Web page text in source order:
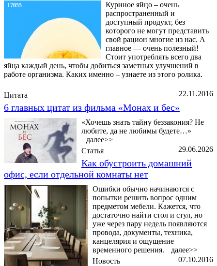
17055
Куриное яйцо – очень
распространенный и
доступный продукт, без
которого не могут представить
свой рацион многие из нас. А
главное — очень полезный!
Стоит употреблять всего два
яйца каждый день, чтобы добиться заметных улучшений в
работе организма. Каких именно – узнаете из этого ролика.
22.11.2016
Цитата
6 главных цитат из фильма «Монах и бес»
«Хочешь знать тайну беззакония? Не
любите, да не любимы будете…»
далее>>
29.06.2026
Статья
Как обустроить домашний
офис, если отдельной комнаты нет
Ошибки обычно начинаются с
попытки решить вопрос одним
предметом мебели. Кажется, что
достаточно найти стол и стул, но
уже через пару недель появляются
провода, документы, техника,
канцелярия и ощущение
временного решения.
далее>>
07.10.2016
Новость